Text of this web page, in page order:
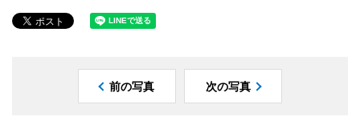
前の写真 次の写真